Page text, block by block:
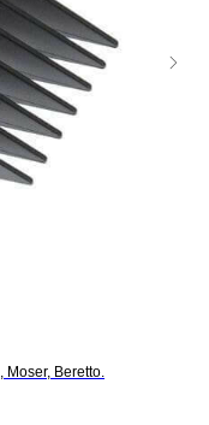
Мoser, Beretto.